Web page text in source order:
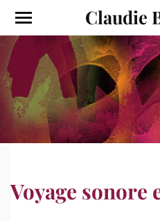
Claudie
Voyage sonore